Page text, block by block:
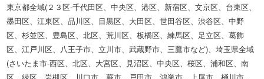
東京都全域(２３区-千代田区、中央区、港区、新宿区、文京区、台東区、
墨田区、江東区、品川区、目黒区、大田区、世田谷区、渋谷区、中野
区、杉並区、豊島区、北区、荒川区、板橋区、練馬区、足立区、葛飾
区、江戸川区、八王子市、立川市、武蔵野市、三鷹市など)、埼玉県全域
(さいたま市-西区、北区、大宮区、見沼区、中央区、桜区、浦和区、南